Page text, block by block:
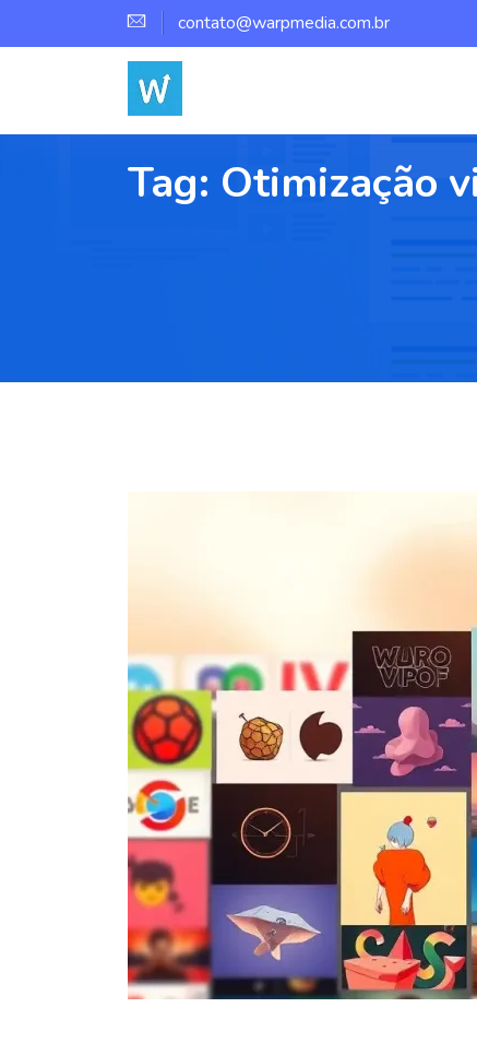
contato@warpmedia.com.br
Tag: Otimização